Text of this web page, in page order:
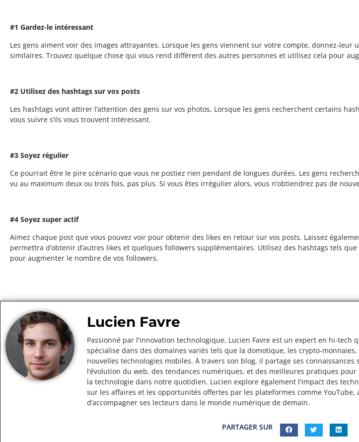
#1 Gardez-le intéressant
Les gens aiment voir des images attrayantes. Lorsque les gens viennent sur votre compte, donnez-
similaires. Trouvez quelque chose qui vous rend différent des autres personnes et utilisez cela pour
#2 Utilisez des hashtags sur vos posts
Les hashtags vont attirer l’attention des gens sur vos photos. Lorsque les gens recherchent certains
vous suivre s’ils vous trouvent intéressant.
#3 Soyez régulier
Ce pourrait être le pire scénario que vous ne postiez rien pendant de longues durées. Les gens
vu au maximum deux ou trois fois, pas plus. Si vous êtes irrégulier alors, vous n’obtiendrez pas de
#4 Soyez super actif
Aimez chaque post que vous pouvez voir pour obtenir des likes en retour sur vos posts. Laissez
permettra d’obtenir d’autres likes et quelques followers supplémentaires. Utilisez des hashtags tels que
pour augmenter le nombre de vos followers.
Lucien Favre
Passionné par l'innovation technologique, Lucien Favre est un expert en hi-tech
spécialise dans des domaines variés tels que la domotique, les crypto-monnaies,
nouvelles technologies mobiles. À travers son blog, il partage ses connaissances
l’évolution du web, des tendances numériques, et des meilleures pratiques
la technologie dans notre quotidien. Lucien explore également l'impact des
sur les affaires et les opportunités offertes par les plateformes comme YouTube,
d’accompagner ses lecteurs dans le monde numérique de demain.
PARTAGER SUR